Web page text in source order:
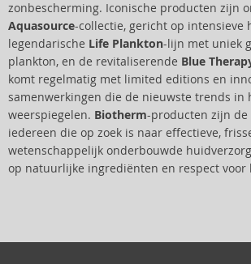
zonbescherming. Iconische producten zijn
Aquasource-collectie, gericht op intensieve
legendarische Life Plankton-lijn met uniek
plankton, en de revitaliserende Blue
komt regelmatig met limited editions en
samenwerkingen die de nieuwste trends in
weerspiegelen. Biotherm-producten zijn de
iedereen die op zoek is naar effectieve,
wetenschappelijk onderbouwde
op natuurlijke ingrediënten en respect voor